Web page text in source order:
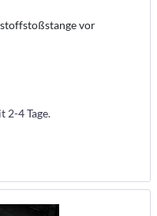
vor
2-4 Tage.